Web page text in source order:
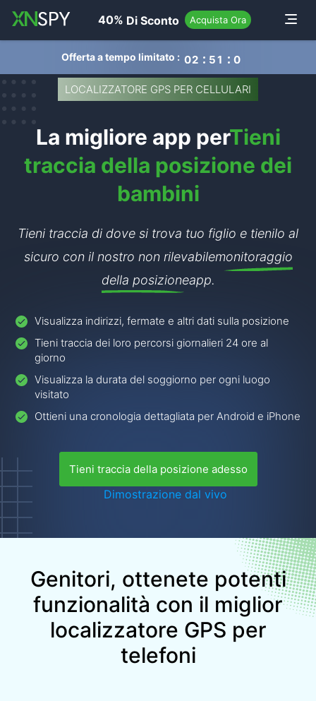
Toggle
navigation
40% Di Sconto Acquista Ora
Offerta a tempo limitato : 02 51 0
LOCALIZZATORE GPS PER CELLULARI
La migliore app perTieni
traccia della posizione dei
bambini
Tieni traccia di dove si trova tuo figlio e tienilo al
sicuro con il nostro non rilevabilemonitoraggio
della posizioneapp.
Visualizza indirizzi, fermate e altri dati sulla posizione
Tieni traccia dei loro percorsi giornalieri 24 ore al
giorno
Visualizza la durata del soggiorno per ogni luogo
visitato
Ottieni una cronologia dettagliata per Android e iPhone
Tieni traccia della posizione adesso
Dimostrazione dal vivo
Genitori, ottenete potenti
funzionalità con il miglior
localizzatore GPS per
telefoni